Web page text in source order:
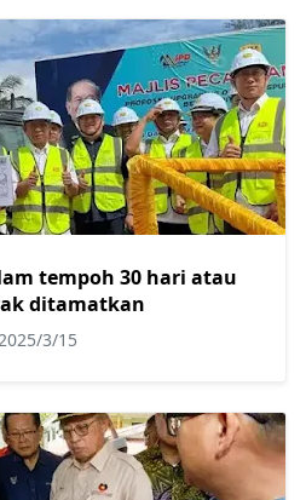
tempoh 30 hari atau
ditamatkan
3/15